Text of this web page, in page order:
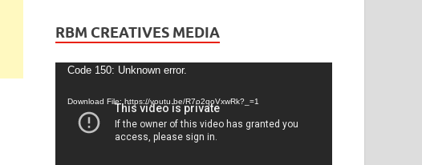
RBM CREATIVES MEDIA
Video
Code 150: Unknown error.
Download File: https://youtu.be/R7o2qoVxwRk?_=1